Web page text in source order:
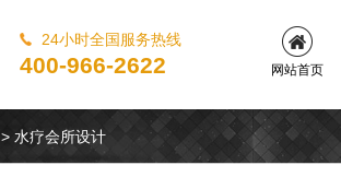
24小时全国服务热线
400-966-2622 网站首页
>水疗会所设计